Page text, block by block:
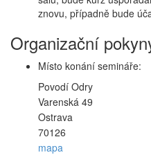
znovu, případně bude
Organizační
Místo konání semináře:
Povodí Odry
Varenská 49
Ostrava
70126
mapa